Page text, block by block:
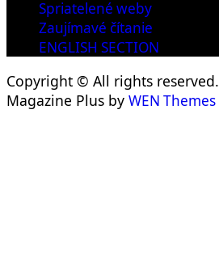
Spriatelené weby
Zaujímavé čítanie
ENGLISH SECTION
Copyright © All rights reserved.
Magazine Plus by WEN Themes